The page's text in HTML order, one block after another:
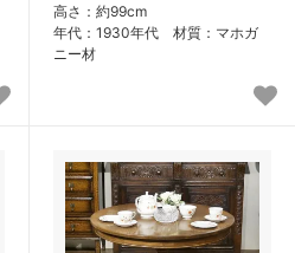
高さ：約99cm
年代：1930年代 材質：マホガ
ニー材